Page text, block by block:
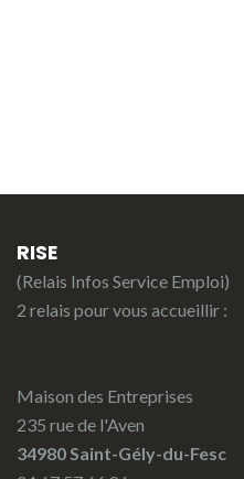
RISE
(Relais Infos Service Emploi)
2 relais pour vous accueillir :
Maison des Entreprises
235 rue de l'Aven
34980 Saint-Gély-du-Fesc